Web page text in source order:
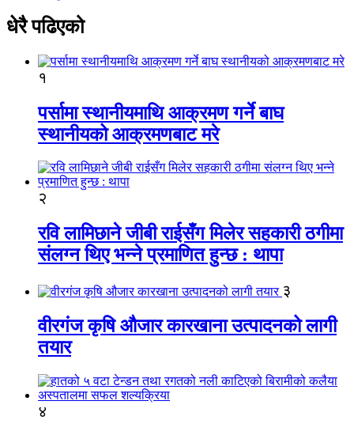
धेरै पढिएको
१
पर्सामा स्थानीयमाथि आक्रमण गर्ने बाघ
स्थानीयको आक्रमणबाट मरे
२
रवि लामिछाने जीबी राईसँग मिलेर सहकारी ठगीमा
संलग्न थिए भन्ने प्रमाणित हुन्छ : थापा
३
वीरगंज कृषि औजार कारखाना उत्पादनको लागी
तयार
४